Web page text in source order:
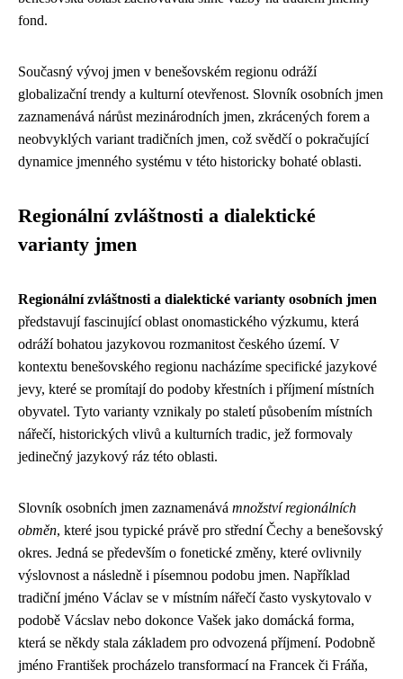
fond.
Současný vývoj jmen v benešovském regionu odráží
globalizační trendy a kulturní otevřenost. Slovník osobních jmen
zaznamenává nárůst mezinárodních jmen, zkrácených forem a
neobvyklých variant tradičních jmen, což svědčí o pokračující
dynamice jmenného systému v této historicky bohaté oblasti.
Regionální zvláštnosti a dialektické
varianty jmen
Regionální zvláštnosti a dialektické varianty osobních jmen
představují fascinující oblast onomastického výzkumu, která
odráží bohatou jazykovou rozmanitost českého území. V
kontextu benešovského regionu nacházíme specifické jazykové
jevy, které se promítají do podoby křestních i příjmení místních
obyvatel. Tyto varianty vznikaly po staletí působením místních
nářečí, historických vlivů a kulturních tradic, jež formovaly
jedinečný jazykový ráz této oblasti.
Slovník osobních jmen zaznamenává množství regionálních
obměn, které jsou typické právě pro střední Čechy a benešovský
okres. Jedná se především o fonetické změny, které ovlivnily
výslovnost a následně i písemnou podobu jmen. Například
tradiční jméno Václav se v místním nářečí často vyskytovalo v
podobě Vácslav nebo dokonce Vašek jako domácká forma,
která se někdy stala základem pro odvozená příjmení. Podobně
jméno František procházelo transformací na Francek či Fráňa,